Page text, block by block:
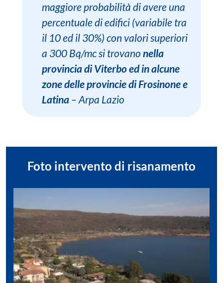
maggiore probabilità di avere una
percentuale di edifici (variabile tra
il 10 ed il 30%) con valori superiori
a 300 Bq/mc si trovano nella
provincia di Viterbo ed in alcune
zone delle provincie di Frosinone e
Latina– Arpa Lazio
Foto intervento di risanamento